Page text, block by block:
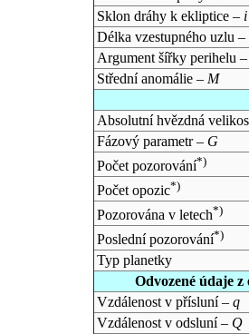
Sklon dráhy k ekliptice – i
Délka vzestupného uzlu –
Argument šířky perihelu
Střední anomálie – M
Absolutní hvězdná
Fázový parametr – G
Počet pozorování*)
Počet opozic*)
Pozorována v letech*)
Poslední pozorování*)
Typ planetky
Odvozené údaje
Vzdálenost v přísluní – q
Vzdálenost v odsluní – Q